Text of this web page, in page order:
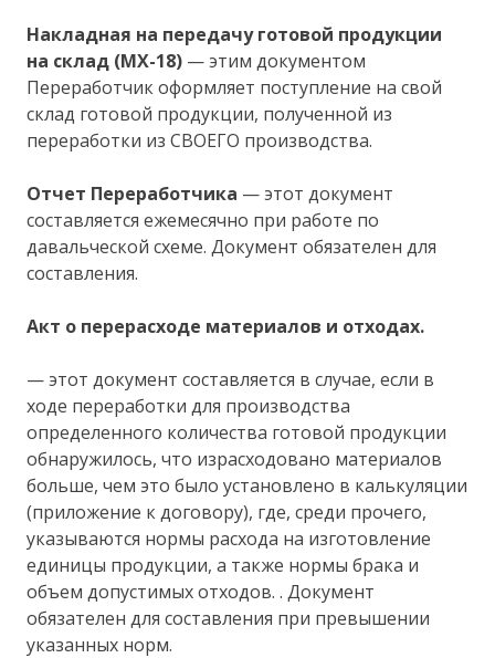
Накладная на передачу готовой продукции
на склад (МХ-18) — этим документом
Переработчик оформляет поступление на свой
склад готовой продукции, полученной из
переработки из СВОЕГО производства.
Отчет Переработчика — этот документ
составляется ежемесячно при работе по
давальческой схеме. Документ обязателен для
составления.
Акт о перерасходе материалов и отходах.
— этот документ составляется в случае, если в
ходе переработки для производства
определенного количества готовой продукции
обнаружилось, что израсходовано материалов
больше, чем это было установлено в калькуляции
(приложение к договору), где, среди прочего,
указываются нормы расхода на изготовление
единицы продукции, а также нормы брака и
объем допустимых отходов. . Документ
обязателен для составления при превышении
указанных норм.